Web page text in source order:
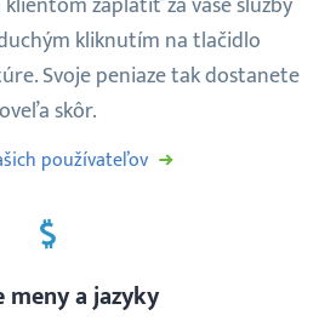
kliknutím na tlačidlo
Svoje peniaze tak dostanete
oveľa skôr.
používateľov
meny a jazyky